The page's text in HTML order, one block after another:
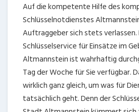
Auf die kompetente Hilfe des
Schlüsselnotdienstes
Auftraggeber sich stets verlassen.
Schlüsselservice für Einsätze im
Altmannstein ist wahrhaftig
Tag der Woche für Sie verfügbar.
wirklich ganz gleich, um was für
tatsächlich geht. Denn der